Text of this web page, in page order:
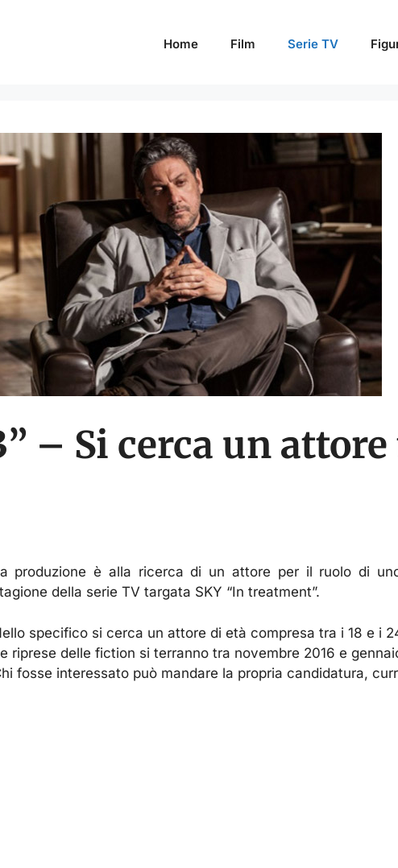
Home Film Serie TV
– Si cerca un
produzione è alla ricerca di un attore per il ruolo di
della serie TV targata SKY “In treatment”.
specifico si cerca un attore di età compresa tra i 18 e i
riprese delle fiction si terranno tra novembre 2016 e
fosse interessato può mandare la propria candidatura,